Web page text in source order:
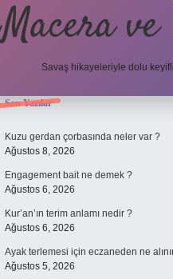
Macera
Savaş hikayeleriyle dolu
Sidebar
Son Yazılar
Kuzu gerdan çorbasında neler var ?
Ağustos 8, 2026
Engagement bait ne demek ?
Ağustos 6, 2026
Kur’an’ın terim anlamı nedir ?
Ağustos 6, 2026
Ayak terlemesi için eczaneden ne
Ağustos 5, 2026